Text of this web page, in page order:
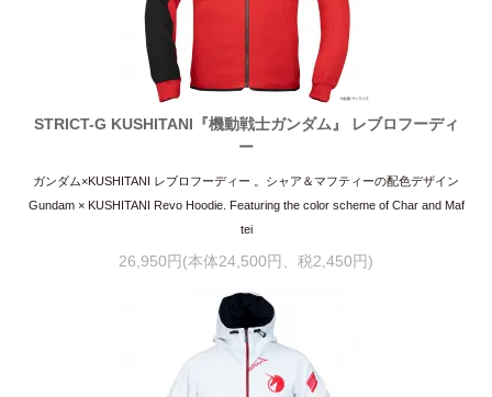
STRICT-G KUSHITANI『機動戦士ガンダム』 レブロフーディ
ー
ガンダム×KUSHITANI レブロフーディー 。シャア＆マフティーの配色デザイン
Gundam × KUSHITANI Revo Hoodie. Featuring the color scheme of Char and Maf
tei
26,950円(本体24,500円、税2,450円)